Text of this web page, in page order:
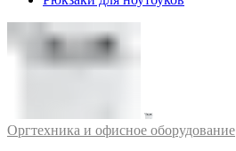
Оргтехника и офисное оборудование